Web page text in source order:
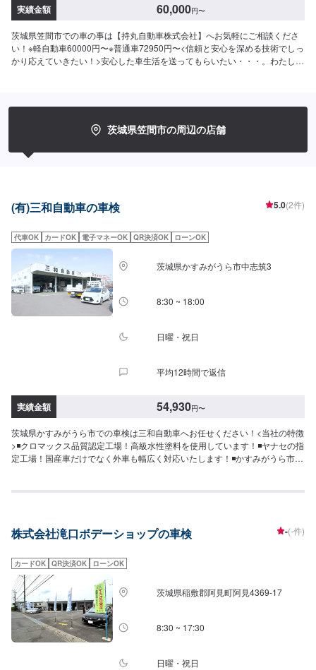
実績金額 60,000円〜
茨城県笠間市での車の事は【持丸自動車株式会社】へお気軽にご相談くださ
い！※軽自動車60000円〜※普通車72950円〜<信頼と安心を深める技術でしっ
かり応えていきたい！>安心した車生活を送ってもらいたい・・・。わたした
切に愛情をかけていきたい！信頼を深める技術でしっかり応えていきたい！
そんな気持ちで仕事をしています。ご相談もお気軽にどうぞ！【1】オファー
にてお問い合わせ【2】お見積り【3】お見積りにご納得いただければ作業開
始【4】仕上がり次第納車-----納期について-----納期は通常1日～2日程度で納
い。駐車スペースは事務所前の空いているスペースに駐車してください。受
付はスタッフへ「メンテモで予約しました」とお伝えください。ご案内いた
茨城県笠間市の周辺の店舗
(有)三和自動車の車検 5.0(2件)
代車OK カードOK 電子マネーOK QR決済OK ローンOK
茨城県かすみがうら市中志筑3
8:30 ~ 18:00
日曜・祝日
平均12時間で返信
実績金額 54,930円〜
茨城県かすみがうら市での車検は三和自動車へお任せください！<当社の特徴
>◾クロマックス品質認定工場！高級水性塗料を使用しています！◾ヤナセの指
定工場！国産車だけでなく外車も幅広く対応いたします！◾かすみがうら市の
取れない…などのご相談もお気軽にどうぞ！【1】オファーにてお問い合わせ
納期は前後する場合がございます。予めご了承ください。-----代車について---
代車の燃料代はお客様にご負担いただいております。-----ご来店時の注意、受
付方法-----入庫の際はお気をつけてお越しください。駐車スペースは事務所前
の空いているスペースに駐車してください。受付はスタッフへ「メンテモで
予約しました」とお伝えください。ご案内いたします。【定休日・営業時
間】定休日：日曜日、第2土曜日、祝日営業時間：8:30~18:00
株式会社滝口ボデーショップの車検 -(-件)
カードOK QR決済OK ローンOK
茨城県稲敷郡阿見町阿見4369-17
8:30 ~ 17:30
日曜・祝日